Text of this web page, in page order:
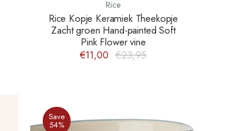
Rice
Rice Kopje Keramiek Theekopje
Zacht groen Hand-painted Soft
Pink Flower vine
€11,00 €23,95
Save
54%